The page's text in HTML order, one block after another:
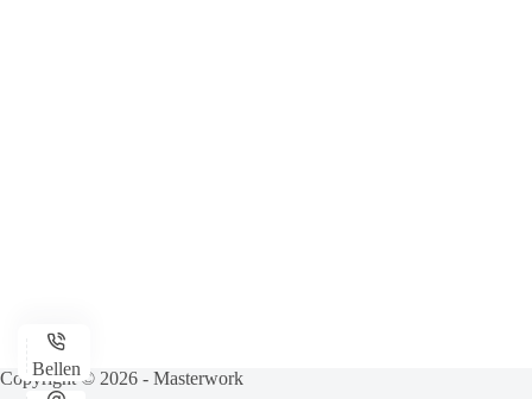
Copyright © 2026 - Masterwork
Bellen